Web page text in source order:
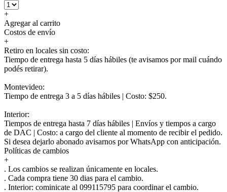
+
Agregar al carrito
Costos de envío
+
Retiro en locales sin costo:
Tiempo de entrega hasta 5 días hábiles (te avisamos por mail cuándo
podés retirar).
Montevideo:
Tiempo de entrega 3 a 5 días hábiles | Costo: $250.
Interior:
Tiempos de entrega hasta 7 días hábiles | Envíos y tiempos a cargo
de DAC | Costo: a cargo del cliente al momento de recibir el pedido.
Si desea dejarlo abonado avisarnos por WhatsApp con anticipación.
Políticas de cambios
+
. Los cambios se realizan únicamente en locales.
. Cada compra tiene 30 dias para el cambio.
. Interior: cominicate al 099115795 para coordinar el cambio.